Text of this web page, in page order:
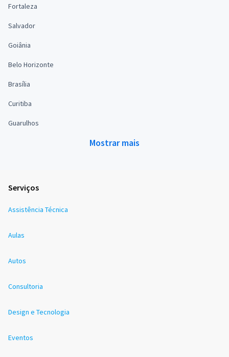
Fortaleza
Salvador
Goiânia
Belo Horizonte
Brasília
Curitiba
Guarulhos
Mostrar mais
Serviços
Assistência Técnica
Aulas
Autos
Consultoria
Design e Tecnologia
Eventos